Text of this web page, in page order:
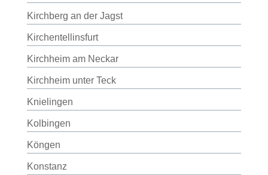
Kirchberg an der Jagst
Kirchentellinsfurt
Kirchheim am Neckar
Kirchheim unter Teck
Knielingen
Kolbingen
Köngen
Konstanz